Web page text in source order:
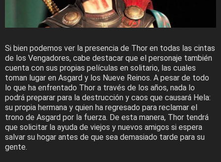
Si bien podemos ver la presencia de Thor en todas las cintas
de los Vengadores, cabe destacar que el personaje también
cuenta con sus propias películas en solitario, las cuales
toman lugar en Asgard y los Nueve Reinos. A pesar de todo
lo que ha enfrentado Thor a través de los años, nada lo
podrá preparar para la destrucción y caos que causará Hela:
su propia hermana y quien ha regresado para reclamar el
trono de Asgard por la fuerza. De esta manera, Thor tendrá
que solicitar la ayuda de viejos y nuevos amigos si espera
salvar su hogar antes de que sea demasiado tarde para su
gente.